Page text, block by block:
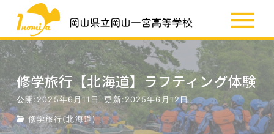
SSH
お知らせ
修学旅行【北海道】ラフティング体験
公開:2025年6月11日 更新:2025年6月12日
修学旅行(北海道)